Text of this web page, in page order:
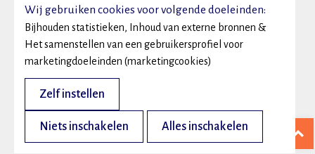
Wij gebruiken cookies voor volgende doeleinden:
Bijhouden statistieken, Inhoud van externe bronnen &
Het samenstellen van een gebruikersprofiel voor
marketingdoeleinden (marketingcookies)
Zelf instellen
Niets inschakelen Alles inschakelen